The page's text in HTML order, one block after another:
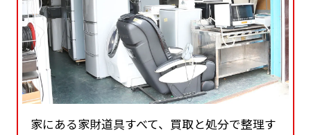
家にある家財道具すべて、買取と処分で整理す